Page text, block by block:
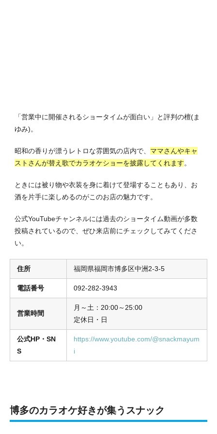
「営業中に開催されるショータイムが面白い」と評判の檀(ま
ゆみ)。
昭和の香りが漂うレトロな雰囲気の店内で、 ママさんやキャ
ストさんが替え歌でカラオケショーを披露してくれます。
ときには被り物や衣装を身に着けて登場することもあり、お
酒を片手に楽しめるのがこのお店の魅力です。
公式YouTubeチャンネルには過去のショータイム動画が多数
投稿されているので、ぜひ来店前にチェックしてみてくださ
い。
住所 福岡県福岡市博多区中洲2-3-5
電話番号 092-282-3943
営業時間
月～土：20:00～25:00
定休日・日
公式HP・SN
S
https://www.youtube.com/@snackmayum
i
博多のカラオケ好きが集うスナック